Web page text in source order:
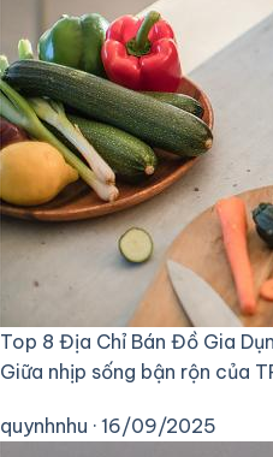
Top 8 Địa Chỉ Bán Đồ Gia
Giữa nhịp sống bận rộn của
quynhnhu · 16/09/2025